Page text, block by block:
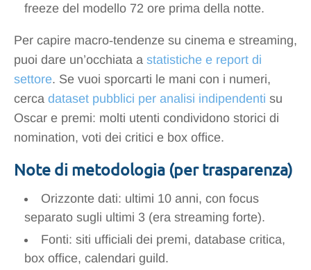
freeze del modello 72 ore prima della notte.
Per capire macro‑tendenze su cinema e streaming,
puoi dare un’occhiata a statistiche e report di
settore. Se vuoi sporcarti le mani con i numeri,
cerca dataset pubblici per analisi indipendenti su
Oscar e premi: molti utenti condividono storici di
nomination, voti dei critici e box office.
Note di metodologia (per trasparenza)
Orizzonte dati: ultimi 10 anni, con focus
separato sugli ultimi 3 (era streaming forte).
Fonti: siti ufficiali dei premi, database critica,
box office, calendari guild.